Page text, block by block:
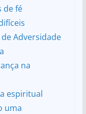
de fé
Adversidade
na
espiritual
uma